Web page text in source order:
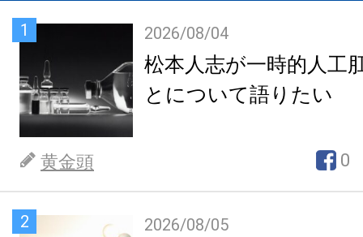
1 2026/08/04
松本人志が一時的人工
とについて語りたい
黄金頭 0
2 2026/08/05